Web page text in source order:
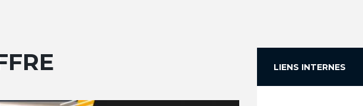
LIENS INTERNES